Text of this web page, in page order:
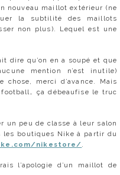
nouveau maillot extérieur (ne
la subtilité des maillots
non plus). Lequel est une
dire qu’on en a soupé et que
mention n’est inutile)
chose, merci d’avance. Mais
ça débeaufise le truc
un peu de classe à leur salon
les boutiques Nike à partir du
nikestore/.
l’apologie d’un maillot de